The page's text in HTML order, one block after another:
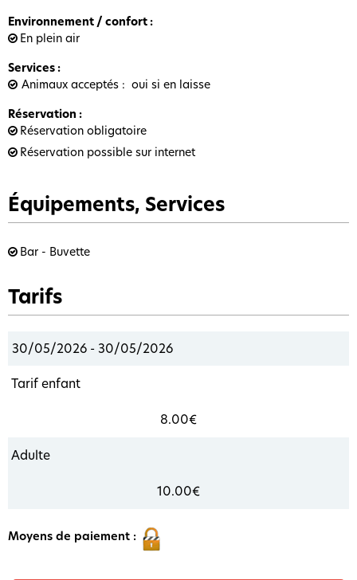
Environnement / confort :
En plein air
Services :
Animaux acceptés
oui si en laisse
Réservation :
Réservation obligatoire
Réservation possible sur internet
Équipements, Services
Bar - Buvette
Tarifs
30/05/2026 - 30/05/2026
Tarif enfant
8.00€
Adulte
10.00€
Moyens de paiement :